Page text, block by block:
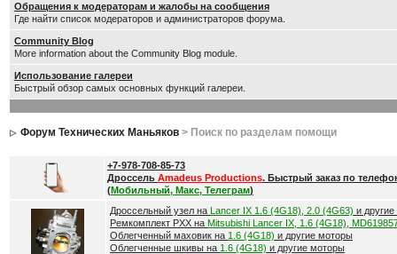
Обращения к модераторам и жалобы на сообщения
Где найти список модераторов и администраторов форума.
Community Blog
More information about the Community Blog module.
Использование галереи
Быстрый обзор самых основных функций галереи.
Форум Технических Маньяков> Поиск по разделам помощи
+7-978-708-85-73
Дроссель Amadeus Productions. Быстрый заказ по
(Мобильный, Макс, Телеграм)
Дроссельный узел на Lancer IX 1.6 (4G18), 2.0 (4G63) и
Ремкомплект РХХ на Mitsubishi Lancer IX, 1.6 (4G18),
Облегченный маховик на 1.6 (4G18) и другие моторы
Облегченные шкивы на 1.6 (4G18) и другие моторы